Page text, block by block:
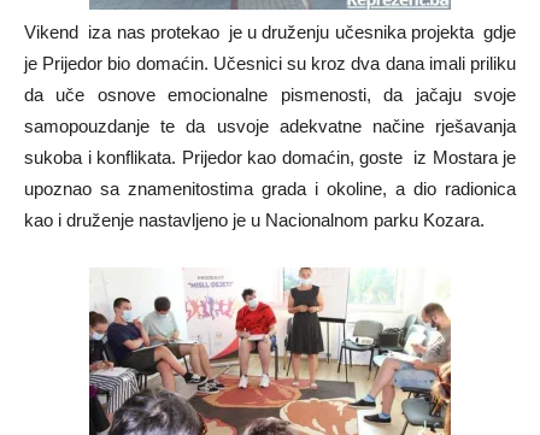
Vikend iza nas protekao je u druženju učesnika projekta gdje
je Prijedor bio domaćin. Učesnici su kroz dva dana imali priliku
da uče osnove emocionalne pismenosti, da jačaju svoje
samopouzdanje te da usvoje adekvatne načine rješavanja
sukoba i konflikata. Prijedor kao domaćin, goste iz Mostara je
upoznao sa znamenitostima grada i okoline, a dio radionica
kao i druženje nastavljeno je u Nacionalnom parku Kozara.